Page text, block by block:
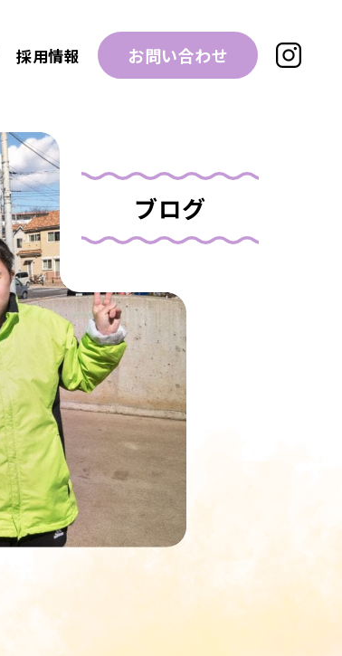
採用情報 お問い合わせ
ブログ